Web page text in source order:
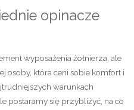
opinacze
wyposażenia żołnierza, ale
osoby, która ceni sobie komfort i
warunkach
postaramy się przybliżyć, na co